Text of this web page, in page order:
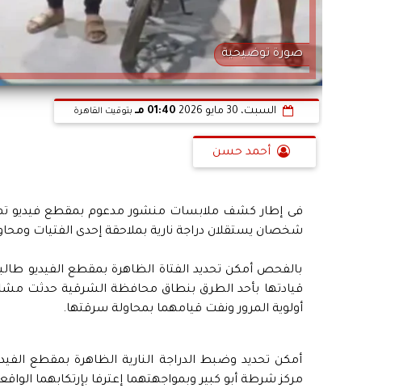
صورة توضيحية
السبت، 30 مايو 2026 01:40 مـ بتوقيت القاهرة
أحمد حسن
فى إطار كشف ملابسات منشور مدعوم بمقطع فيديو تم
شخصان يستقلان دراجة نارية بملاحقة إحدى الفتيات
بالفحص أمكن تحديد الفتاة الظاهرة بمقطع الفيديو
قيادتها بأحد الطرق بنطاق محافظة الشرقية حدثت
أولوية المرور ونفت قيامهما بمحاولة سرقتها.
أمكن تحديد وضبط الدراجة النارية الظاهرة بمقطع
مركز شرطة أبو كبير وبمواجهتهما إعترفا بإرتكابهما